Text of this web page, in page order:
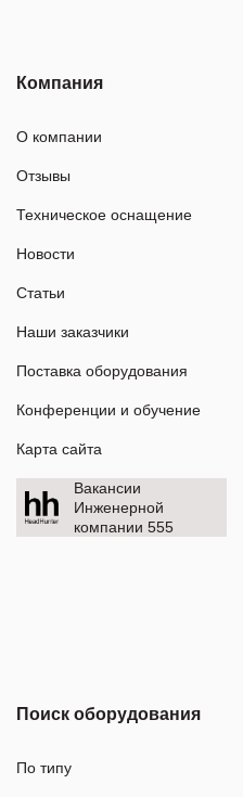
Компания
О компании
Отзывы
Техническое оснащение
Новости
Статьи
Наши заказчики
Поставка оборудования
Конференции и обучение
Карта сайта
Вакансии
Инженерной
компании 555
Поиск оборудования
По типу